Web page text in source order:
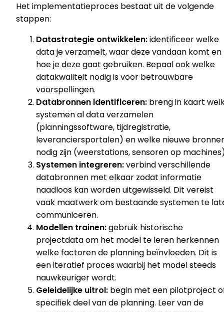
Het implementatieproces bestaat uit de volgende
stappen:
Datastrategie ontwikkelen:identificeer welke
data je verzamelt, waar deze vandaan komt en
hoe je deze gaat gebruiken. Bepaal ook welke
datakwaliteit nodig is voor betrouwbare
voorspellingen.
Databronnen identificeren: breng in kaart
systemen al data verzamelen
(planningssoftware, tijdregistratie,
leveranciersportalen) en welke nieuwe
nodig zijn (weerstations, sensoren op
Systemen integreren:verbind verschillende
databronnen met elkaar zodat informatie
naadloos kan worden uitgewisseld. Dit vereist
vaak maatwerk om bestaande systemen te
communiceren.
Modellen trainen:gebruik historische
projectdata om het model te leren herkennen
welke factoren de planning beïnvloeden. Dit is
een iteratief proces waarbij het model steeds
nauwkeuriger wordt.
Geleidelijke uitrol: begin met een pilotproject
specifiek deel van de planning. Leer van de